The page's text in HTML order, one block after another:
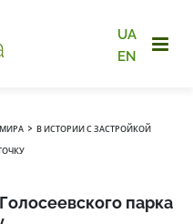
UA
EN
› В ИСТОРИИ С ЗАСТРОЙКОЙ
парка